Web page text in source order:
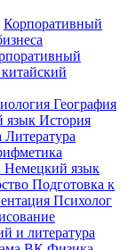
Корпоративный
География
язык История
Литература
Немецкий язык
Подготовка к
Психолог
и литература